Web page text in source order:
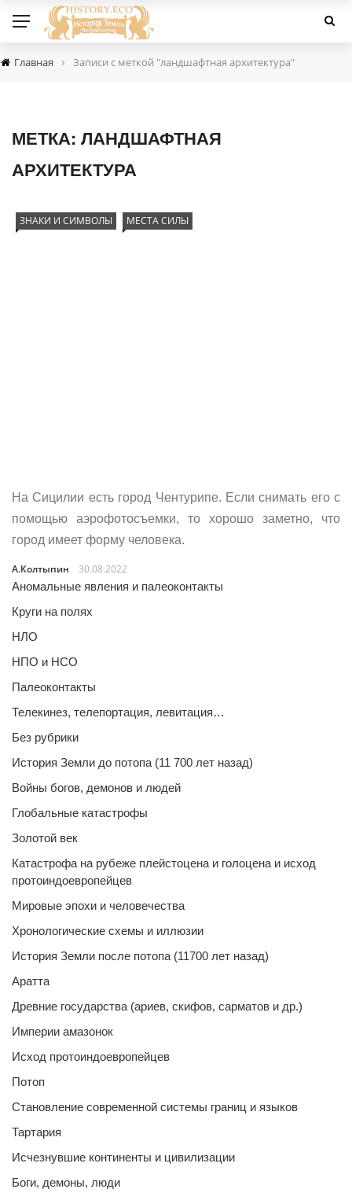
Главная › Записи с меткой "ландшафтная архитектура"
МЕТКА: ЛАНДШАФТНАЯ
АРХИТЕКТУРА
ЗНАКИ И СИМВОЛЫ МЕСТА СИЛЫ
На Сицилии есть город Чентурипе. Если снимать его с
помощью аэрофотосъемки, то хорошо заметно, что
город имеет форму человека.
А.Колтыпин
30.08.2022
Аномальные явления и палеоконтакты
Круги на полях
НЛО
НПО и НСО
Палеоконтакты
Телекинез, телепортация, левитация…
Без рубрики
История Земли до потопа (11 700 лет назад)
Войны богов, демонов и людей
Глобальные катастрофы
Золотой век
Катастрофа на рубеже плейстоцена и голоцена и исход
протоиндоевропейцев
Мировые эпохи и человечества
Хронологические схемы и иллюзии
История Земли после потопа (11700 лет назад)
Аратта
Древние государства (ариев, скифов, сарматов и др.)
Империи амазонок
Исход протоиндоевропейцев
Потоп
Становление современной системы границ и языков
Тартария
Исчезнувшие континенты и цивилизации
Боги, демоны, люди